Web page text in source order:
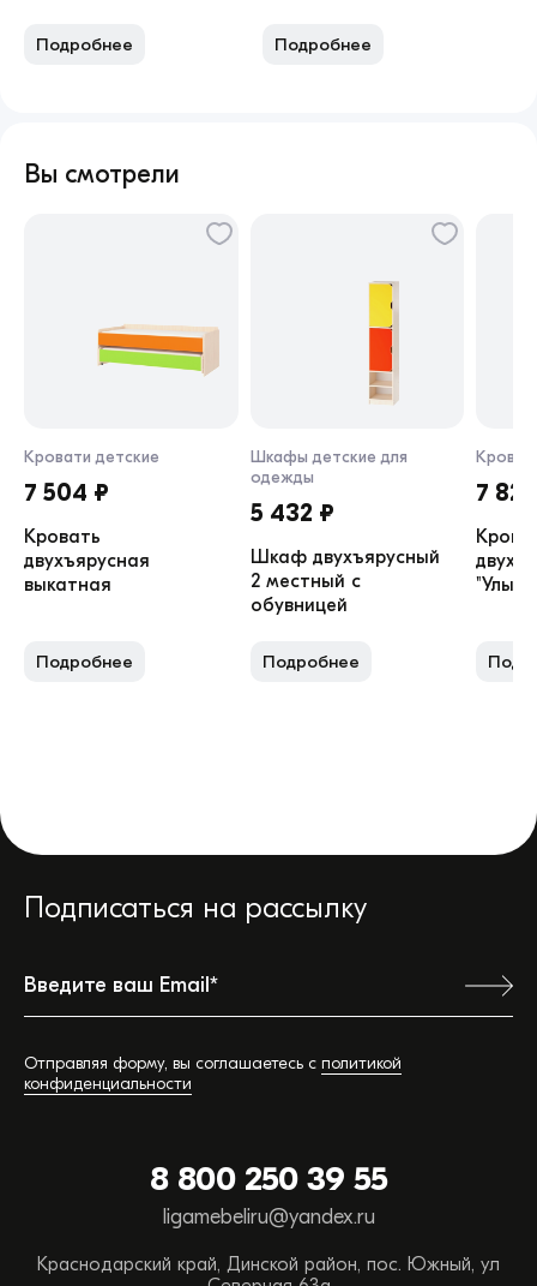
Подробнее Подробнее
Вы смотрели
Кровати детские
7 504 ₽
Кровать
двухъярусная
выкатная
Подробнее
Шкафы детские для
одежды
5 432 ₽
Шкаф двухъярусный
2 местный с
обувницей
Подробнее
7
Подписаться на рассылку
Отправляя форму, вы соглашаетесь с политикой
конфиденциальности
8 800 250 39 55
ligamebeliru@yandex.ru
Краснодарский край, Динской район, пос. Южный, ул
написав нам прямо сейчас:
ТЕЛЕФОН ОТДЕЛА ПРОДАЖ